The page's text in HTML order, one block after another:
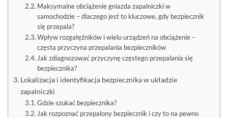
Maksymalne obciążenie gniazda zapalniczki w
samochodzie – dlaczego jest to kluczowe, gdy bezpiecznik
się przepala?
Wpływ rozgałęźników i wielu urządzeń na obciążenie –
częsta przyczyna przepalania bezpieczników
Jak zdiagnozować przyczynę częstego przepalania się
bezpiecznika?
Lokalizacja i identyfikacja bezpiecznika w układzie
zapalniczki
Gdzie szukać bezpiecznika?
Jak rozpoznać przepalony bezpiecznik i czy to na pewno